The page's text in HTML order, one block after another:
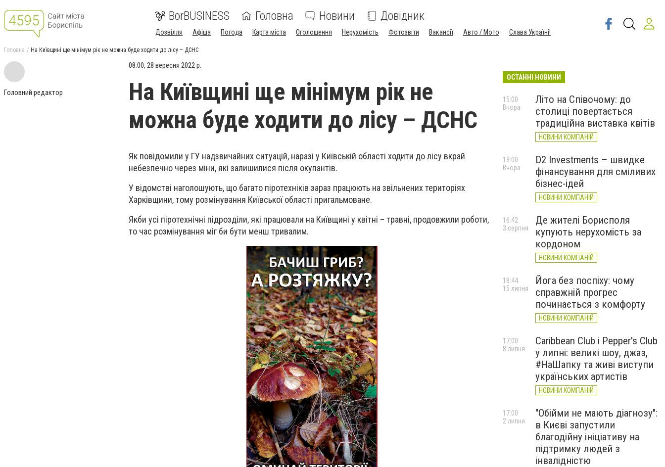
BorBUSINESS Головна Новини Довідник
Дозвілля Афіша Погода Карта міста Оголошення Нерухомість Фотозвіти Вакансії Авто / Мото Слава Україні!
Головна На Київщині ще мінімум рік не можна буде ходити до лісу – ДСНС
Головний редактор
08:00, 28 вересня 2022 р.
На Київщині ще мінімум рік не
можна буде ходити до лісу – ДСНС
Як повідомили у ГУ надзвичайних ситуацій, наразі у Київській області ходити до лісу вкрай
небезпечно через міни, які залишилися після окупантів.
У відомстві наголошують, що багато піротехніків зараз працюють на звільнених територіях
Харківщини, тому розмінування Київської області пригальмоване.
Якби усі піротехнічні підрозділи, які працювали на Київщині у квітні – травні, продовжили роботи,
то час розмінування міг би бути менш тривалим.
ОСТАННІ НОВИНИ
Літо на Співочому: до
столиці повертається
традиційна виставка квітів
НОВИНИ КОМПАНІЙ
15:00
Вчора
D2 Investments – швидке
фінансування для сміливих
бізнес-ідей
НОВИНИ КОМПАНІЙ
13:00
Вчора
Де жителі Борисполя
купують нерухомість за
кордоном
НОВИНИ КОМПАНІЙ
16:42
3 серпня
Йога без поспіху: чому
справжній прогрес
починається з комфорту
НОВИНИ КОМПАНІЙ
18:44
15 липня
Caribbean Club і Pepper's Club
у липні: великі шоу, джаз,
#НаШапку та живі виступи
українських артистів
НОВИНИ КОМПАНІЙ
17:00
8 липня
"Обійми не мають діагнозу":
в Києві запустили
благодійну ініціативу на
підтримку людей з
інвалідністю
17:00
2 липня